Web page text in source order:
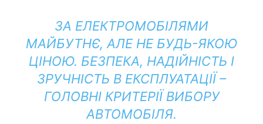
ЗА ЕЛЕКТРОМОБІЛЯМИ
МАЙБУТНЄ, АЛЕ НЕ БУДЬ-ЯКОЮ
ЦІНОЮ. БЕЗПЕКА, НАДІЙНІСТЬ І
ЗРУЧНІСТЬ В ЕКСПЛУАТАЦІЇ –
ГОЛОВНІ КРИТЕРІЇ ВИБОРУ
АВТОМОБІЛЯ.